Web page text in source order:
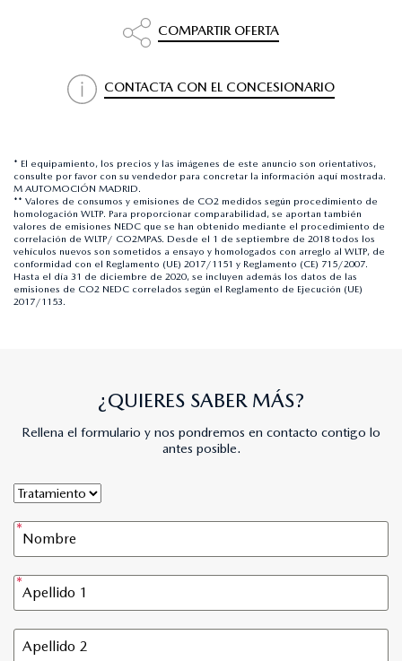
COMPARTIR OFERTA
CONTACTA CON EL CONCESIONARIO
* El equipamiento, los precios y las imágenes de este anuncio son orientativos,
consulte por favor con su vendedor para concretar la información aquí mostrada.
M AUTOMOCIÓN MADRID.
** Valores de consumos y emisiones de CO2 medidos según procedimiento de
homologación WLTP. Para proporcionar comparabilidad, se aportan también
valores de emisiones NEDC que se han obtenido mediante el procedimiento de
correlación de WLTP/ CO2MPAS. Desde el 1 de septiembre de 2018 todos los
vehículos nuevos son sometidos a ensayo y homologados con arreglo al WLTP, de
conformidad con el Reglamento (UE) 2017/1151 y Reglamento (CE) 715/2007.
Hasta el día 31 de diciembre de 2020, se incluyen además los datos de las
emisiones de CO2 NEDC correlados según el Reglamento de Ejecución (UE)
2017/1153.
¿QUIERES SABER MÁS?
Rellena el formulario y nos pondremos en contacto contigo lo
antes posible.